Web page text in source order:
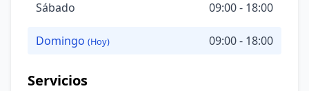
Sábado 09:00 - 18:00
Domingo (Hoy) 09:00 - 18:00
Servicios